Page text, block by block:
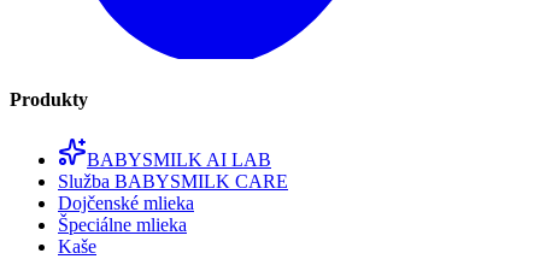
Produkty
BABYSMILK AI LAB
Služba BABYSMILK CARE
Dojčenské mlieka
Špeciálne mlieka
Kaše